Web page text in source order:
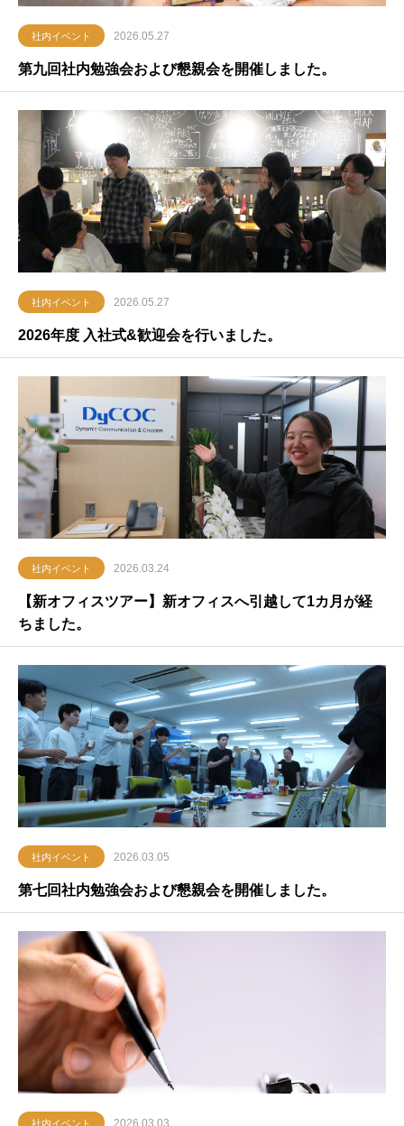
社内イベント 2026.05.27
第九回社内勉強会および懇親会を開催しました。
社内イベント 2026.05.27
2026年度 入社式&歓迎会を行いました。
社内イベント 2026.03.24
【新オフィスツアー】新オフィスへ引越して1カ月が経
ちました。
社内イベント 2026.03.05
第七回社内勉強会および懇親会を開催しました。
社内イベント 2026.03.03